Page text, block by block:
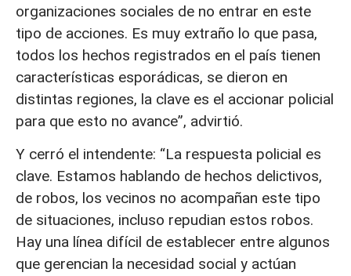
organizaciones sociales de no entrar en este
tipo de acciones. Es muy extraño lo que pasa,
todos los hechos registrados en el país tienen
características esporádicas, se dieron en
distintas regiones, la clave es el accionar policial
para que esto no avance”, advirtió.
Y cerró el intendente: “La respuesta policial es
clave. Estamos hablando de hechos delictivos,
de robos, los vecinos no acompañan este tipo
de situaciones, incluso repudian estos robos.
Hay una línea difícil de establecer entre algunos
que gerencian la necesidad social y actúan